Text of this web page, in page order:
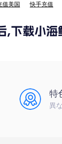
值美国 快手充值
特
異